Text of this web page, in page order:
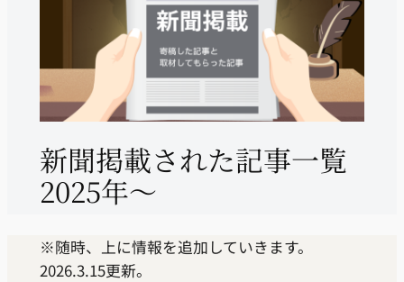
新聞掲載された記事一覧
2025年～
※随時、上に情報を追加していきます。
2026.3.15更新。